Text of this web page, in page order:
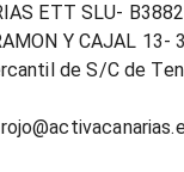
ETT SLU-
Y CAJAL 13-
de S/C de